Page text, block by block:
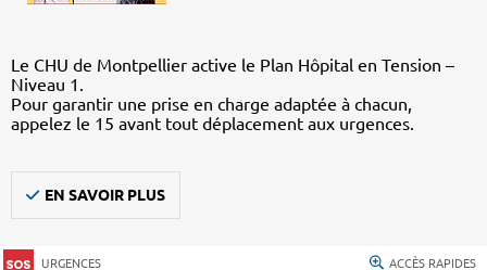
Le CHU de Montpellier active le Plan Hôpital en Tension –
Niveau 1.
Pour garantir une prise en charge adaptée à chacun,
appelez le 15 avant tout déplacement aux urgences.
EN SAVOIR PLUS
URGENCES ACCÈS RAPIDES